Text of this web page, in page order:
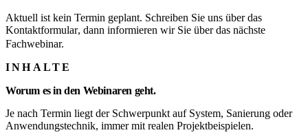
Aktuell ist kein Termin geplant. Schreiben Sie uns über das
Kontaktformular, dann informieren wir Sie über das nächste
Fachwebinar.
INHALTE
Worum es in den Webinaren geht.
Je nach Termin liegt der Schwerpunkt auf System, Sanierung oder
Anwendungstechnik, immer mit realen Projektbeispielen.